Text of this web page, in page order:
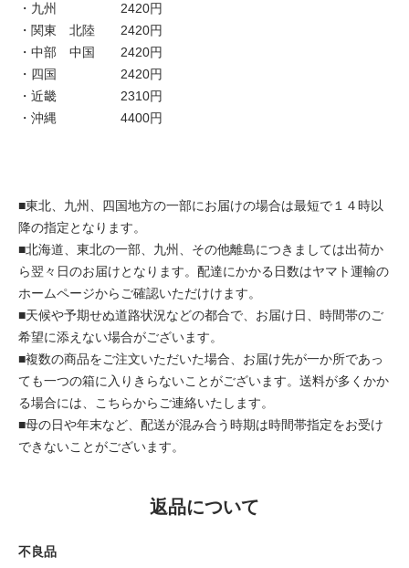
・九州 2420円
・関東 北陸 2420円
・中部 中国 2420円
・四国 2420円
・近畿 2310円
・沖縄 4400円
■東北、九州、四国地方の一部にお届けの場合は最短で１４時以
降の指定となります。
■北海道、東北の一部、九州、その他離島につきましては出荷か
ら翌々日のお届けとなります。配達にかかる日数はヤマト運輸の
ホームページからご確認いただけけます。
■天候や予期せぬ道路状況などの都合で、お届け日、時間帯のご
希望に添えない場合がございます。
■複数の商品をご注文いただいた場合、お届け先が一か所であっ
ても一つの箱に入りきらないことがございます。送料が多くかか
る場合には、こちらからご連絡いたします。
■母の日や年末など、配送が混み合う時期は時間帯指定をお受け
できないことがございます。
返品について
不良品